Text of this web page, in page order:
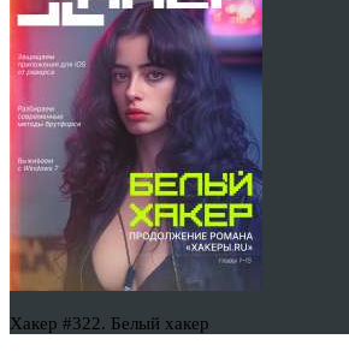
Хакер #322. Белый хакер